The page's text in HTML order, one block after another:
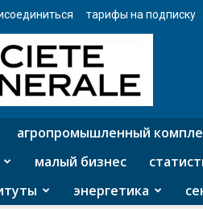
тарифы на подписку
агропромышленный
малый бизнес
энергетика